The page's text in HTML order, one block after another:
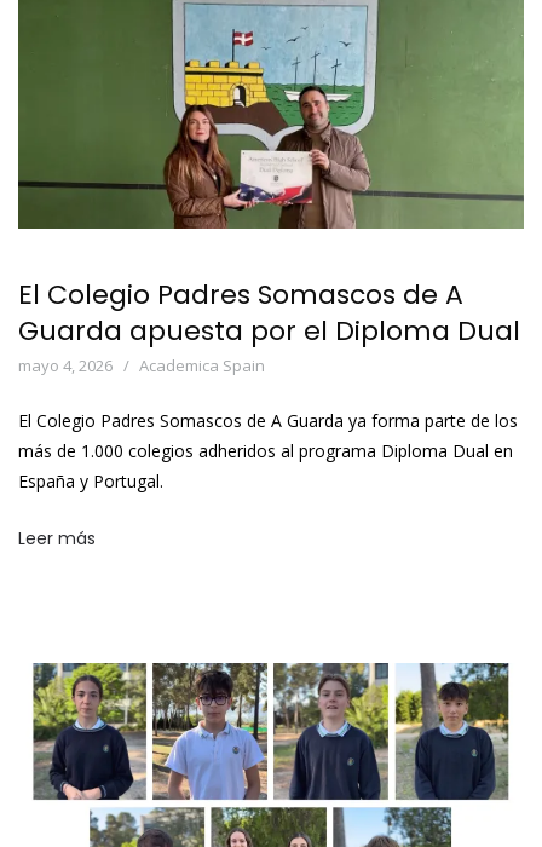
El Colegio Padres Somascos de A
Guarda apuesta por el Diploma Dual
mayo 4, 2026 Academica Spain
El Colegio Padres Somascos de A Guarda ya forma parte de los
más de 1.000 colegios adheridos al programa Diploma Dual en
España y Portugal.
Leer más